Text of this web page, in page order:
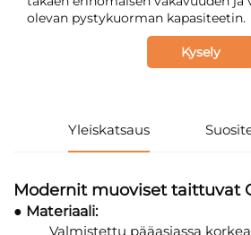
olevan pystykuorman kapasiteetin.
Kysely
Yleiskatsaus
Modernit muoviset taittuvat
● Materiaali:
Valmistettu pääasiassa